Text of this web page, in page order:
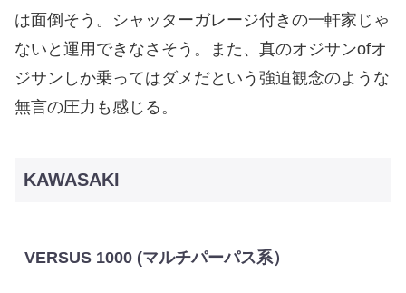
は面倒そう。シャッターガレージ付きの一軒家じゃ
ないと運用できなさそう。また、真のオジサンofオ
ジサンしか乗ってはダメだという強迫観念のような
無言の圧力も感じる。
KAWASAKI
VERSUS 1000 (マルチパーパス系）